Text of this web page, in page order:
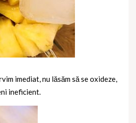
imediat, nu lăsăm să se oxideze,
ineficient.